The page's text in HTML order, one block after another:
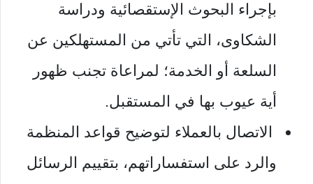
بإجراء البحوث الإستقصائية ودراسة
الشكاوى، التي تأتي من المستهلكين عن
السلعة أو الخدمة؛ لمراعاة تجنب ظهور
أية عيوب بها في المستقبل.
الاتصال بالعملاء لتوضيح قواعد المنظمة
والرد على استفساراتهم، بتقييم الرسائل